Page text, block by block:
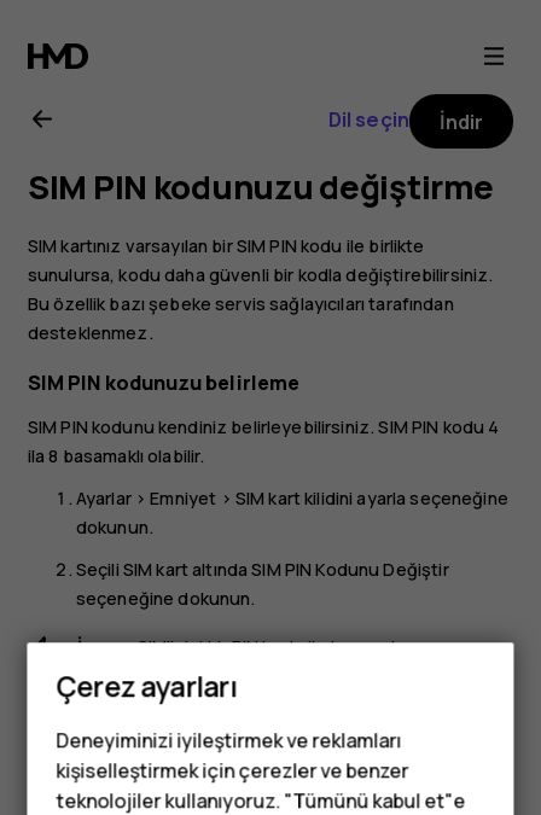
Nokia
3
kullanıcı
kılavuzu
Dil seçin İndir
SIM PIN kodunuzu değiştirme
SIM kartınız varsayılan bir SIM PIN kodu ile birlikte
sunulursa, kodu daha güvenli bir kodla değiştirebilirsiniz.
Bu özellik bazı şebeke servis sağlayıcıları tarafından
desteklenmez.
SIM PIN kodunuzu belirleme
SIM PIN kodunu kendiniz belirleyebilirsiniz. SIM PIN kodu 4
ila 8 basamaklı olabilir.
Ayarlar>Emniyet > SIM kart kilidini ayarla seçeneğine
dokunun.
Seçili SIM kart altındaSIM PIN Kodunu Değiştir
seçeneğine dokunun.
İpucu:SIM'inizi bir PIN kodu ile korumak
istemiyorsanızSIM kart kilidini ayarla
kartı kilitleseçeneğini
mevcut PIN'inizi girin.
Çerez ayarları
Deneyiminizi iyileştirmek ve reklamları
kişiselleştirmek için çerezler ve benzer
teknolojiler kullanıyoruz. "Tümünü kabul et"e